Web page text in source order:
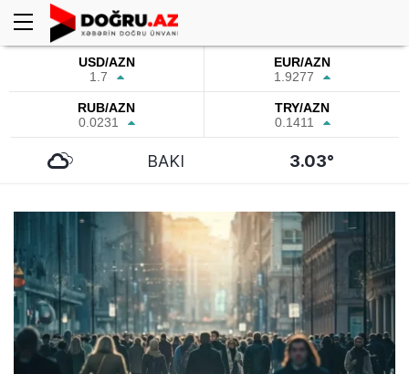
USD/AZN
1.7
EUR/AZN
1.9277
RUB/AZN
0.0231
TRY/AZN
0.1411
BAKI 3.03°